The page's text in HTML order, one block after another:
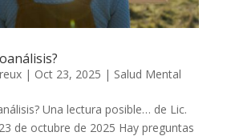
| Oct 23, 2025 | Salud Mental
Una lectura posible… de Lic.
de octubre de 2025 Hay preguntas